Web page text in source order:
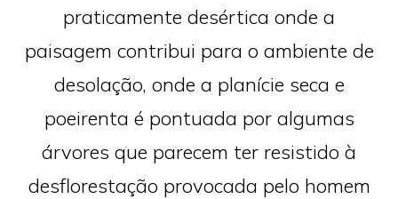
praticamente desértica onde a
paisagem contribui para o ambiente de
desolação, onde a planície seca e
poeirenta é pontuada por algumas
árvores que parecem ter resistido à
desflorestação provocada pelo homem